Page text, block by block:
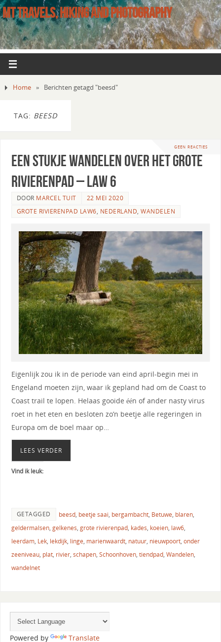
MT TRAVELS, HIKING AND PHOTOGRAPHY
Home » Berichten getagd "beesd"
TAG: BEESD
GEEN REACTIES
Een stukje wandelen over het Grote
Rivierenpad – LAW 6
DOOR MARCEL TUIT
22 MEI 2020
GROTE RIVIERENPAD LAW6, NEDERLAND,WANDELEN
Eigenlijk zou ik in de periode van eind april-begin mei in
Engeland moeten zijn, waar ik gepland had om de Coast to
Coast trail te lopen. Helaas gooide één of ander nasty virus
roet in het eten en besloten zo’n beetje alle regeringen in
Europa om de boel maar op…
LEES VERDER
Vind ik leuk:
GETAGGED beesd, beetje saai, bergambacht, Betuwe, blaren,
geldermalsen, gelkenes, grote rivierenpad, kades, koeien, law6,
leerdam, Lek, lekdijk, linge, marienwaardt, natuur, nieuwpoort, onder
zeeniveau, plat, rivier, schapen, Schoonhoven, tiendpad, Wandelen,
wandelnet
Powered by Translate